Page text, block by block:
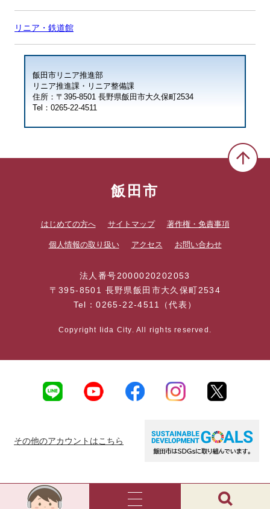
リニア・鉄道館
飯田市リニア推進部
リニア推進課・リニア整備課
住所：〒395-8501 長野県飯田市大久保町2534
Tel：0265-22-4511
飯田市
はじめての方へ サイトマップ 著作権・免責事項
個人情報の取り扱い アクセス お問い合わせ
法人番号2000020202053
〒395-8501 長野県飯田市大久保町2534
Tel：0265-22-4511（代表）
Copyright Iida City. All rights reserved.
その他のアカウントはこちら